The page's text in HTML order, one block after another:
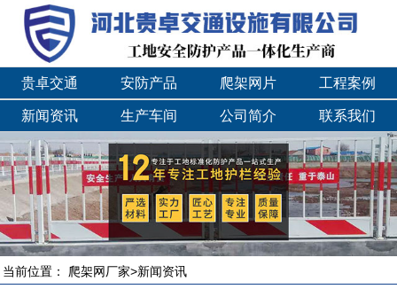
贵卓交通 安防产品 爬架网片 工程案例
新闻资讯 生产车间 公司简介 联系我们
当前位置： 爬架网厂家>新闻资讯